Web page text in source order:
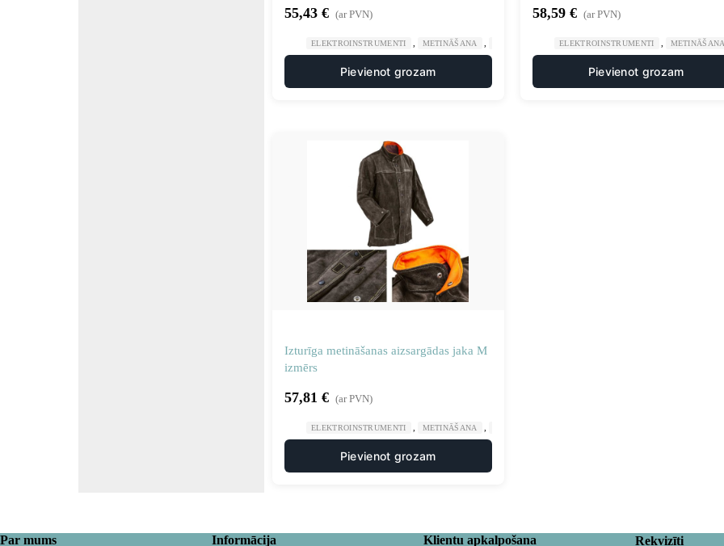
55,43 € (ar PVN)
ELEKTROINSTRUMENTI METINĀŠANA METINĀŠANAS AIZSARGAPĢĒRBS
Pievienot grozam
58,59 € (ar PVN)
ELEKTROINSTRUMENTI METINĀŠANA
Pievienot grozam
Izturīga metināšanas aizsargādas jaka M
izmērs
57,81 € (ar PVN)
ELEKTROINSTRUMENTI METINĀŠANA
Pievienot grozam
Par mums Informācija Klientu apkalpošana Rekvizīti